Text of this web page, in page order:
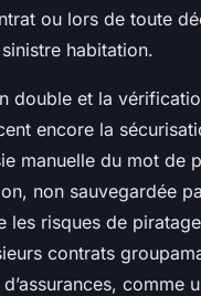
ou lors de toute
habitation.
double et la
encore la
manuelle du mot de
non sauvegardée
les risques de
contrats
comme